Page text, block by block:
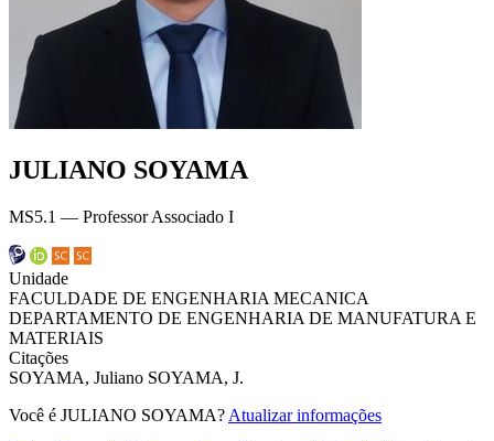
JULIANO SOYAMA
MS5.1 — Professor Associado I
Unidade
FACULDADE DE ENGENHARIA MECANICA
DEPARTAMENTO DE ENGENHARIA DE MANUFATURA E
MATERIAIS
Citações
SOYAMA, Juliano SOYAMA, J.
Você é JULIANO SOYAMA? Atualizar informações